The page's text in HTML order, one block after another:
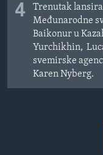
4
Trenutak
Međunarodne
Baikonur u
Yurchikhin,
svemirske
Karen Nyberg.